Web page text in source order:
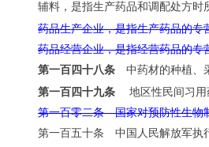
辅料，是指生产药品和调配处方时
药品生产企业，是指生产药品的专
药品经营企业，是指经营药品的专
第一百四十八条 中药材的种植、
第一百四十九条 地区性民间习用
第一百零二条 国家对预防性生物
第一百五十条 中国人民解放军执